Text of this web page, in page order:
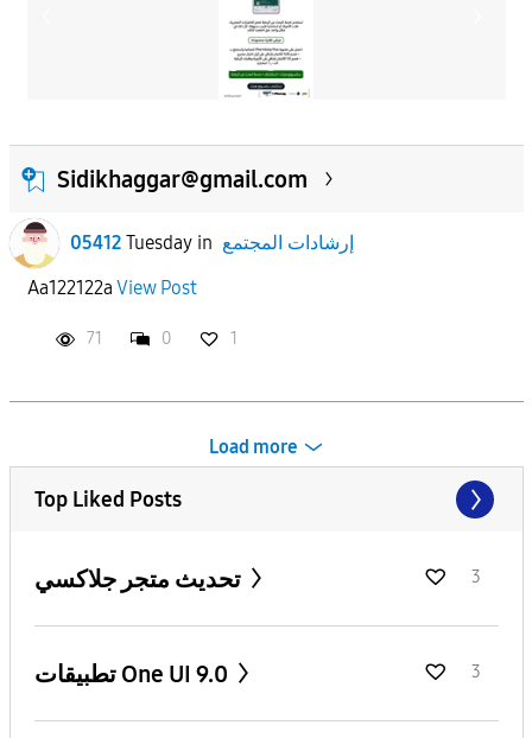
Sidikhaggar@gmail.com
05412 Tuesdayin إرشادات المجتمع
Aa122122a View Post
71 0 1
Load more
Top Liked Posts
تحديث متجر جلاكسي 3
تطبيقات One UI 9.0 3